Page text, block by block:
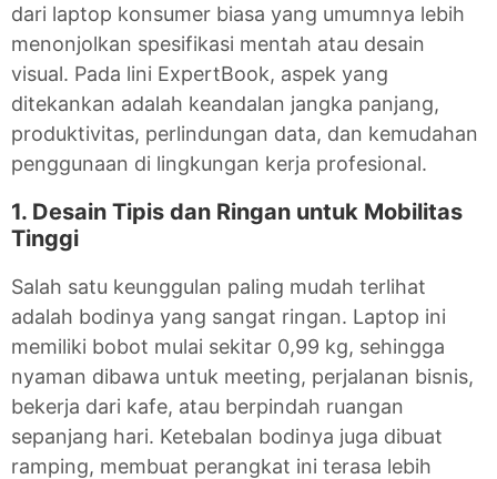
dari laptop konsumer biasa yang umumnya lebih
menonjolkan spesifikasi mentah atau desain
visual. Pada lini ExpertBook, aspek yang
ditekankan adalah keandalan jangka panjang,
produktivitas, perlindungan data, dan kemudahan
penggunaan di lingkungan kerja profesional.
1. Desain Tipis dan Ringan untuk Mobilitas
Tinggi
Salah satu keunggulan paling mudah terlihat
adalah bodinya yang sangat ringan. Laptop ini
memiliki bobot mulai sekitar 0,99 kg, sehingga
nyaman dibawa untuk meeting, perjalanan bisnis,
bekerja dari kafe, atau berpindah ruangan
sepanjang hari. Ketebalan bodinya juga dibuat
ramping, membuat perangkat ini terasa lebih